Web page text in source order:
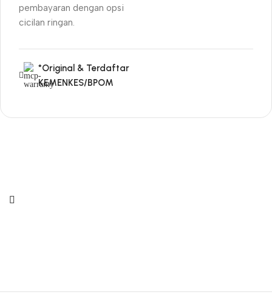
pembayaran dengan opsi
cicilan ringan.
*Original & Terdaftar
KEMENKES/BPOM